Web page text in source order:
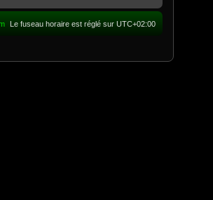
Le fuseau horaire est réglé sur UTC+02:00